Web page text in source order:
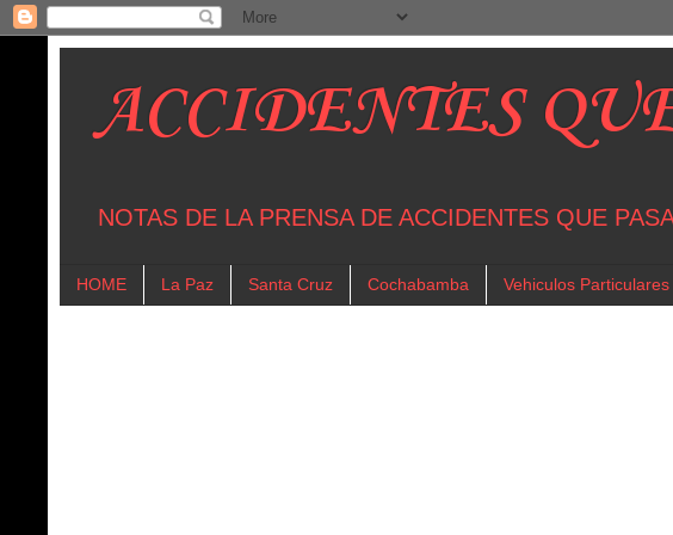
ACCIDENTES
NOTAS DE LA PRENSA DE ACCIDENTES QUE
HOME La Paz Santa Cruz Cochabamba Vehiculos Particulares